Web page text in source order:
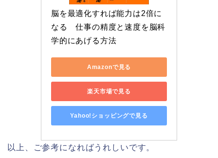
脳を最適化すれば能力は2倍に
なる　仕事の精度と速度を脳科
学的にあげる方法
Amazonで見る
楽天市場で見る
Yahoo!ショッピングで見る
以上、ご参考になればうれしいです。